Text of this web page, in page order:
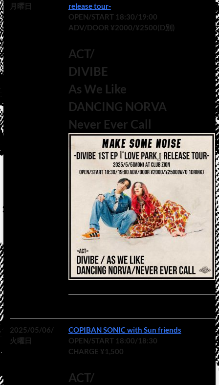
月曜日
release tour-
OPEN/START 18:30/19:00
ADV/DOOR ¥2000/¥2500(D別)
ACT/
DIVIBE
As We Like
DANCING NORVA
Never Ever Call
2025/05/06/
火曜日
COPIBAN SONIC with Sun friends
OPEN/START 18:00/18:30
CHARGE ¥1,500
ACT/